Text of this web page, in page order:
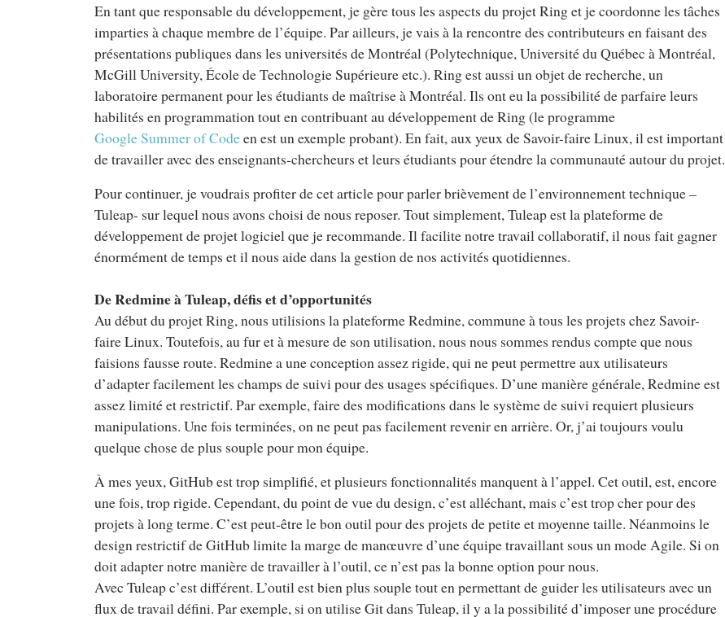
En tant que responsable du développement, je gère tous les aspects du projet Ring et je coordonne les tâches
imparties à chaque membre de l’équipe. Par ailleurs, je vais à la rencontre des contributeurs en faisant des
présentations publiques dans les universités de Montréal (Polytechnique, Université du Québec à Montréal,
McGill University, École de Technologie Supérieure etc.). Ring est aussi un objet de recherche, un
laboratoire permanent pour les étudiants de maîtrise à Montréal. Ils ont eu la possibilité de parfaire leurs
habilités en programmation tout en contribuant au développement de Ring (le programme
Google Summer of Codeen est un exemple probant). En fait, aux yeux de Savoir-faire Linux, il est important
de travailler avec des enseignants-chercheurs et leurs étudiants pour étendre la communauté autour du projet.
Pour continuer, je voudrais profiter de cet article pour parler brièvement de l’environnement technique –
Tuleap- sur lequel nous avons choisi de nous reposer. Tout simplement, Tuleap est la plateforme de
développement de projet logiciel que je recommande. Il facilite notre travail collaboratif, il nous fait gagner
énormément de temps et il nous aide dans la gestion de nos activités quotidiennes.
De Redmine à Tuleap, défis et d’opportunités
Au début du projet Ring, nous utilisions la plateforme Redmine, commune à tous les projets chez Savoir-
faire Linux. Toutefois, au fur et à mesure de son utilisation, nous nous sommes rendus compte que nous
faisions fausse route. Redmine a une conception assez rigide, qui ne peut permettre aux utilisateurs
d’adapter facilement les champs de suivi pour des usages spécifiques. D’une manière générale, Redmine est
assez limité et restrictif. Par exemple, faire des modifications dans le système de suivi requiert plusieurs
manipulations. Une fois terminées, on ne peut pas facilement revenir en arrière. Or, j’ai toujours voulu
quelque chose de plus souple pour mon équipe.
À mes yeux, GitHub est trop simplifié, et plusieurs fonctionnalités manquent à l’appel. Cet outil, est, encore
une fois, trop rigide. Cependant, du point de vue du design, c’est alléchant, mais c’est trop cher pour des
projets à long terme. C’est peut-être le bon outil pour des projets de petite et moyenne taille. Néanmoins le
design restrictif de GitHub limite la marge de manœuvre d’une équipe travaillant sous un mode Agile. Si on
doit adapter notre manière de travailler à l’outil, ce n’est pas la bonne option pour nous.
Avec Tuleap c’est différent. L’outil est bien plus souple tout en permettant de guider les utilisateurs avec un
flux de travail défini. Par exemple, si on utilise Git dans Tuleap, il y a la possibilité d’imposer une procédure